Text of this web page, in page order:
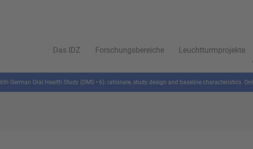
Das IDZ Forschungsbereiche Leuchtturmprojekte
6th German Oral Health Study (DMS • 6): rationale, study design and baseline characteristics.